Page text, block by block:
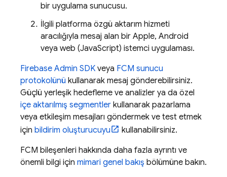
bir uygulama sunucusu.
İlgili platforma özgü aktarım hizmeti
aracılığıyla mesaj alan bir Apple, Android
veya web (JavaScript) istemci uygulaması.
Firebase Admin SDK veya FCM sunucu
protokolünü kullanarak mesaj gönderebilirsiniz.
Güçlü yerleşik hedefleme ve analizler ya da özel
içe aktarılmış segmentler kullanarak pazarlama
veya etkileşim mesajları göndermek ve test etmek
için bildirim oluşturucuyu
kullanabilirsiniz.
FCM bileşenleri hakkında daha fazla ayrıntı ve
önemli bilgi için mimari genel bakış bölümüne bakın.